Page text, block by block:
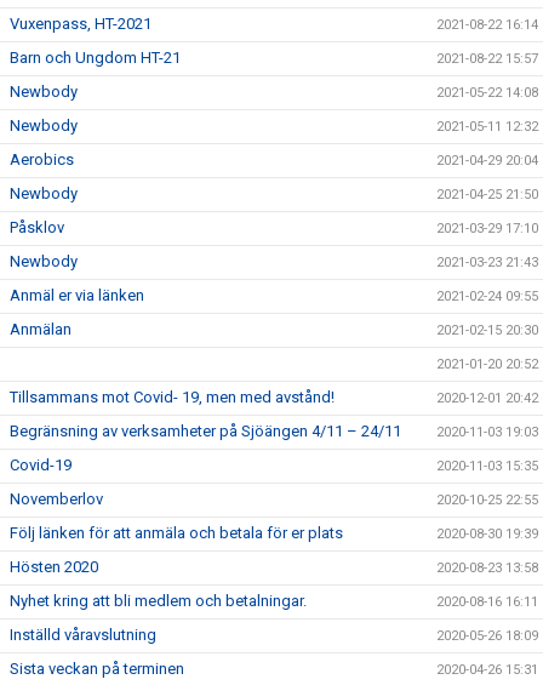
Vuxenpass, HT-2021 2021-08-22 16:14
Barn och Ungdom HT-21 2021-08-22 15:57
Newbody 2021-05-22 14:08
Newbody 2021-05-11 12:32
Aerobics 2021-04-29 20:04
Newbody 2021-04-25 21:50
Påsklov 2021-03-29 17:10
Newbody 2021-03-23 21:43
Anmäl er via länken 2021-02-24 09:55
Anmälan 2021-02-15 20:30
2021-01-20 20:52
Tillsammans mot Covid- 19, men med avstånd! 2020-12-01 20:42
Begränsning av verksamheter på Sjöängen 4/11 – 24/11 2020-11-03 19:03
Covid-19 2020-11-03 15:35
Novemberlov 2020-10-25 22:55
Följ länken för att anmäla och betala för er plats 2020-08-30 19:39
Hösten 2020 2020-08-23 13:58
Nyhet kring att bli medlem och betalningar. 2020-08-16 16:11
Inställd våravslutning 2020-05-26 18:09
Sista veckan på terminen 2020-04-26 15:31